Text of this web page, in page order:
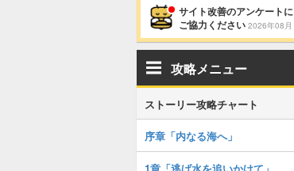
サイト改善のアンケートに
ご協力ください 2026年08月
攻略メニュー
ストーリー攻略チャート
序章「内なる海へ」